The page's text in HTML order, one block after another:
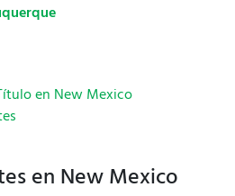
en New Mexico
en New Mexico